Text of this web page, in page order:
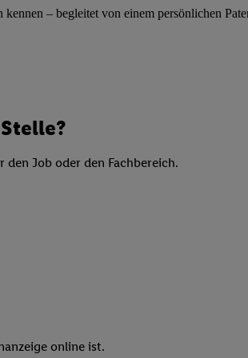
– begleitet von einem persönlichen
Job oder den Fachbereich.
online ist.
Zwecke
von
Verwendung
von Profilen